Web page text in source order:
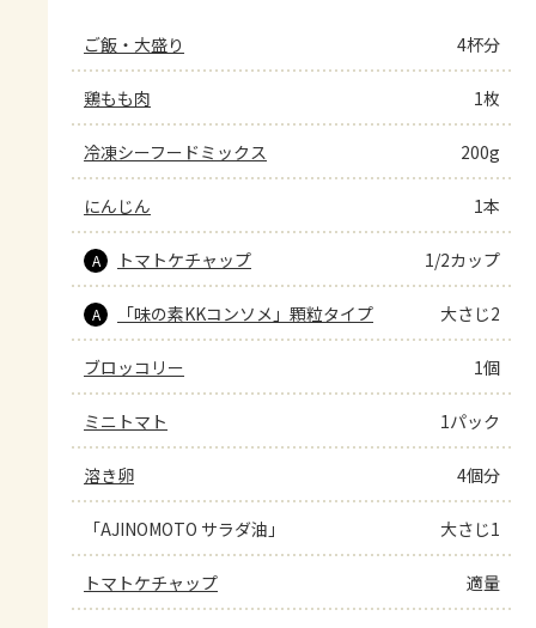
ご飯・大盛り 4杯分
鶏もも肉 1枚
冷凍シーフードミックス 200g
にんじん 1本
A トマトケチャップ 1/2カップ
A 「味の素KKコンソメ」顆粒タイプ 大さじ2
ブロッコリー 1個
ミニトマト 1パック
溶き卵 4個分
「AJINOMOTO サラダ油」 大さじ1
トマトケチャップ 適量